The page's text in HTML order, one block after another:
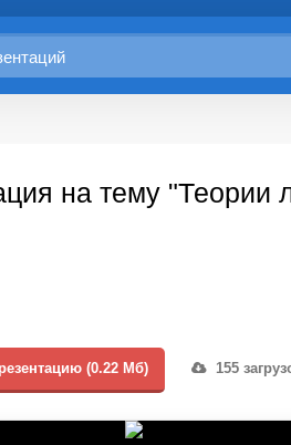
на тему "Теории
(0.22 Мб) 155